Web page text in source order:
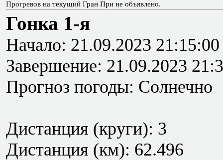
Прогревов на текущий Гран При не объявлено.
Гонка 1-я
Начало: 21.09.2023 21:15:00
Завершение: 21.09.2023
Прогноз погоды: Солнечно
Дистанция (круги): 3
Дистанция (км): 62.496